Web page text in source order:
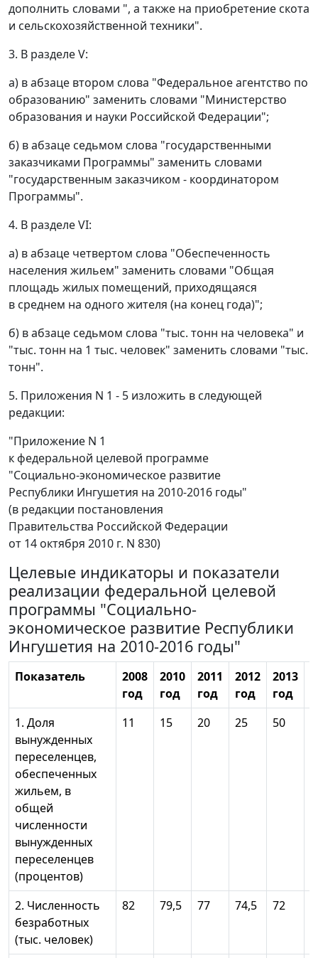
дополнить словами ", а также на приобретение скота
и сельскохозяйственной техники".
3. В разделе V:
а) в абзаце втором слова "Федеральное агентство по
образованию" заменить словами "Министерство
образования и науки Российской Федерации";
б) в абзаце седьмом слова "государственными
заказчиками Программы" заменить словами
"государственным заказчиком - координатором
Программы".
4. В разделе VI:
а) в абзаце четвертом слова "Обеспеченность
населения жильем" заменить словами "Общая
площадь жилых помещений, приходящаяся
в среднем на одного жителя (на конец года)";
б) в абзаце седьмом слова "тыс. тонн на человека" и
"тыс. тонн на 1 тыс. человек" заменить словами "тыс.
тонн".
5. Приложения N 1 - 5 изложить в следующей
редакции:
"Приложение N 1
к федеральной целевой программе
"Социально-экономическое развитие
Республики Ингушетия на 2010-2016 годы"
(в редакции постановления
Правительства Российской Федерации
от 14 октября 2010 г. N 830)
Целевые индикаторы и показатели
реализации федеральной целевой
программы "Социально-
экономическое развитие Республики
Ингушетия на 2010-2016 годы"
Показатель
2008
год
2010
год
2011
год
2012
год
2013
год
1. Доля
вынужденных
переселенцев,
обеспеченных
жильем, в
общей
численности
вынужденных
переселенцев
(процентов)
11 15 20 25 50
2. Численность
безработных
(тыс. человек)
82 79,5 77 74,5 72